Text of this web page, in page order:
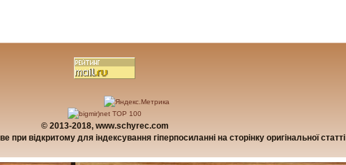
© 2013-2018, www.schyrec.com
при відкритому для індексування гіперпосиланні на сторінку оригінальної статті